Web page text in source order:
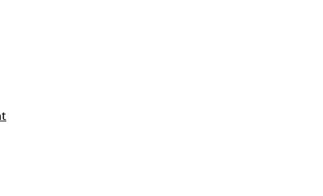
Zahálka. In unmittelbarer
in die von